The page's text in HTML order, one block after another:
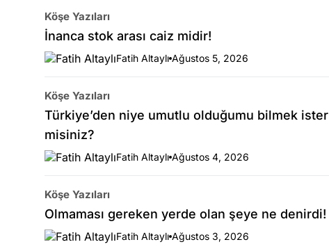
Köşe Yazıları
İnanca stok arası caiz midir!
Fatih Altaylı Ağustos 5, 2026
Köşe Yazıları
Türkiye’den niye umutlu olduğumu bilmek ister
misiniz?
Fatih Altaylı Ağustos 4, 2026
Köşe Yazıları
Olmaması gereken yerde olan şeye ne denirdi!
Fatih Altaylı Ağustos 3, 2026